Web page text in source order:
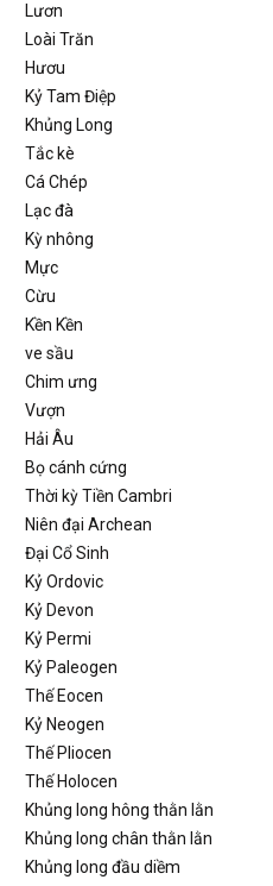
Lươn
Loài Trăn
Hươu
Kỷ Tam Điệp
Khủng Long
Tắc kè
Cá Chép
Lạc đà
Kỳ nhông
Mực
Cừu
Kền Kền
ve sầu
Chim ưng
Vượn
Hải Âu
Bọ cánh cứng
Thời kỳ Tiền Cambri
Niên đại Archean
Đại Cổ Sinh
Kỷ Ordovic
Kỷ Devon
Kỷ Permi
Kỷ Paleogen
Thế Eocen
Kỷ Neogen
Thế Pliocen
Thế Holocen
Khủng long hông thằn lằn
Khủng long chân thằn lằn
Khủng long đầu diềm